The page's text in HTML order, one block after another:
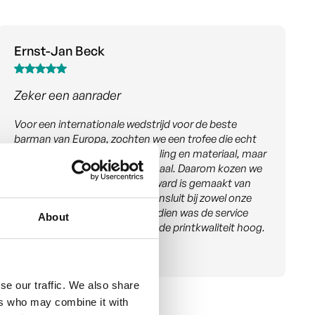
About
our traffic. We also share
who may combine it with
Jeanette Verdonk
Win win win
Heroverwegen en hergebruiken. Mooie trofee, goed
verhaal en trotse winnaars. Win-Win-Win